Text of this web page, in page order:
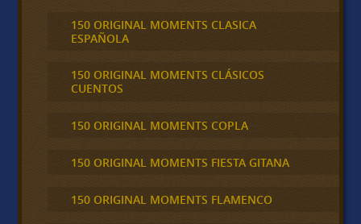
150 ORIGINAL MOMENTS CLASICA
ESPAÑOLA
150 ORIGINAL MOMENTS CLÁSICOS
CUENTOS
150 ORIGINAL MOMENTS COPLA
150 ORIGINAL MOMENTS FIESTA GITANA
150 ORIGINAL MOMENTS FLAMENCO